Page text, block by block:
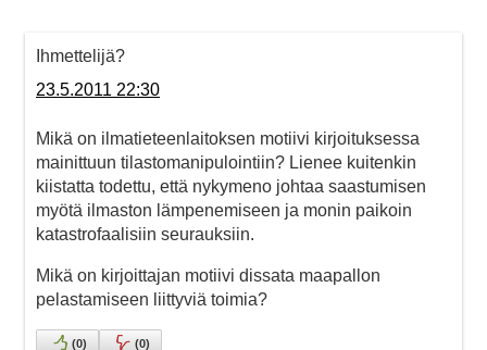
Ihmettelijä?
23.5.2011 22:30
Mikä on ilmatieteenlaitoksen motiivi kirjoituksessa
mainittuun tilastomanipulointiin? Lienee kuitenkin
kiistatta todettu, että nykymeno johtaa saastumisen
myötä ilmaston lämpenemiseen ja monin paikoin
katastrofaalisiin seurauksiin.
Mikä on kirjoittajan motiivi dissata maapallon
pelastamiseen liittyviä toimia?
(0) (0)